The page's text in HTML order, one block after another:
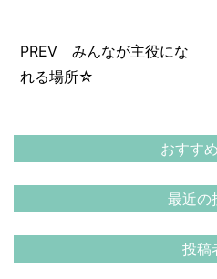
おすす
最近の
投稿
PREV みんなが主役にな
れる場所☆